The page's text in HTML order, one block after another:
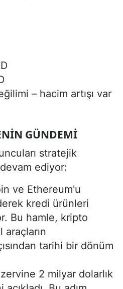
– hacim artışı var
GÜNDEMI
stratejik
ediyor:
ve Ethereum'u
kredi ürünleri
Bu hamle, kripto
araçların
tarihi bir dönüm
2 milyar dolarlık